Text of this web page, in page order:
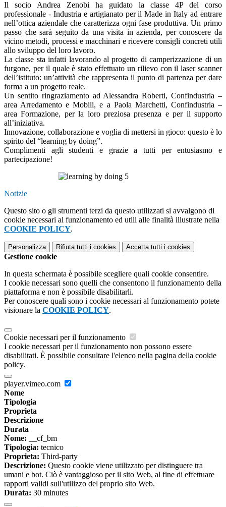
Il socio Andrea Zenobi ha guidato la classe 4P del corso
professionale - Industria e artigianato per il Made in Italy ad entrare
nell’ottica aziendale che caratterizza ogni fase produttiva. Un primo
passo che sarà seguito da una visita in azienda, per conoscere da
vicino metodi, processi e macchinari e ricevere consigli concreti utili
allo sviluppo del loro lavoro.
La classe sta infatti lavorando al progetto di camperizzazione di un
furgone, per il quale è stato effettuato un rilievo con il laser scanner
dell’istituto: un’attività che rappresenta il punto di partenza per dare
forma a un progetto reale.
Un sentito ringraziamento ad Alessandra Roberti, Confindustria –
area Arredamento e Mobili, e a Paola Marchetti, Confindustria –
area Formazione, per la loro preziosa presenza e per il supporto
all’iniziativa.
Innovazione, collaborazione e voglia di mettersi in gioco: questo è lo
spirito del “learning by doing”.
Complimenti agli studenti e grazie a tutti per entusiasmo e
partecipazione!
Notizie
Questo sito o gli strumenti terzi da questo utilizzati si avvalgono di
cookie necessari al funzionamento ed utili alle finalità illustrate nella
COOKIE POLICY.
Personalizza Rifiuta tutti i cookies Accetta tutti i cookies
Gestione cookie
In questa schermata è possibile scegliere quali cookie consentire.
I cookie necessari sono quelli che consentono il funzionamento della
piattaforma e non è possibile disabilitarli.
Per conoscere quali sono i cookie necessari al funzionamento potete
visionare la COOKIE POLICY.
Cookie necessari per il funzionamento
I cookie necessari per il funzionamento non possono essere
disabilitati. È possibile consultare l'elenco nella pagina della cookie
policy.
player.vimeo.com
Nome
Tipologia
Proprieta
Descrizione
Durata
Nome: __cf_bm
Tipologia: tecnico
Proprieta: Third-party
Descrizione: Questo cookie viene utilizzato per distinguere tra
umani e bot. Ciò è vantaggioso per il sito Web, al fine di effettuare
rapporti validi sull'utilizzo del proprio sito Web.
Durata: 30 minutes